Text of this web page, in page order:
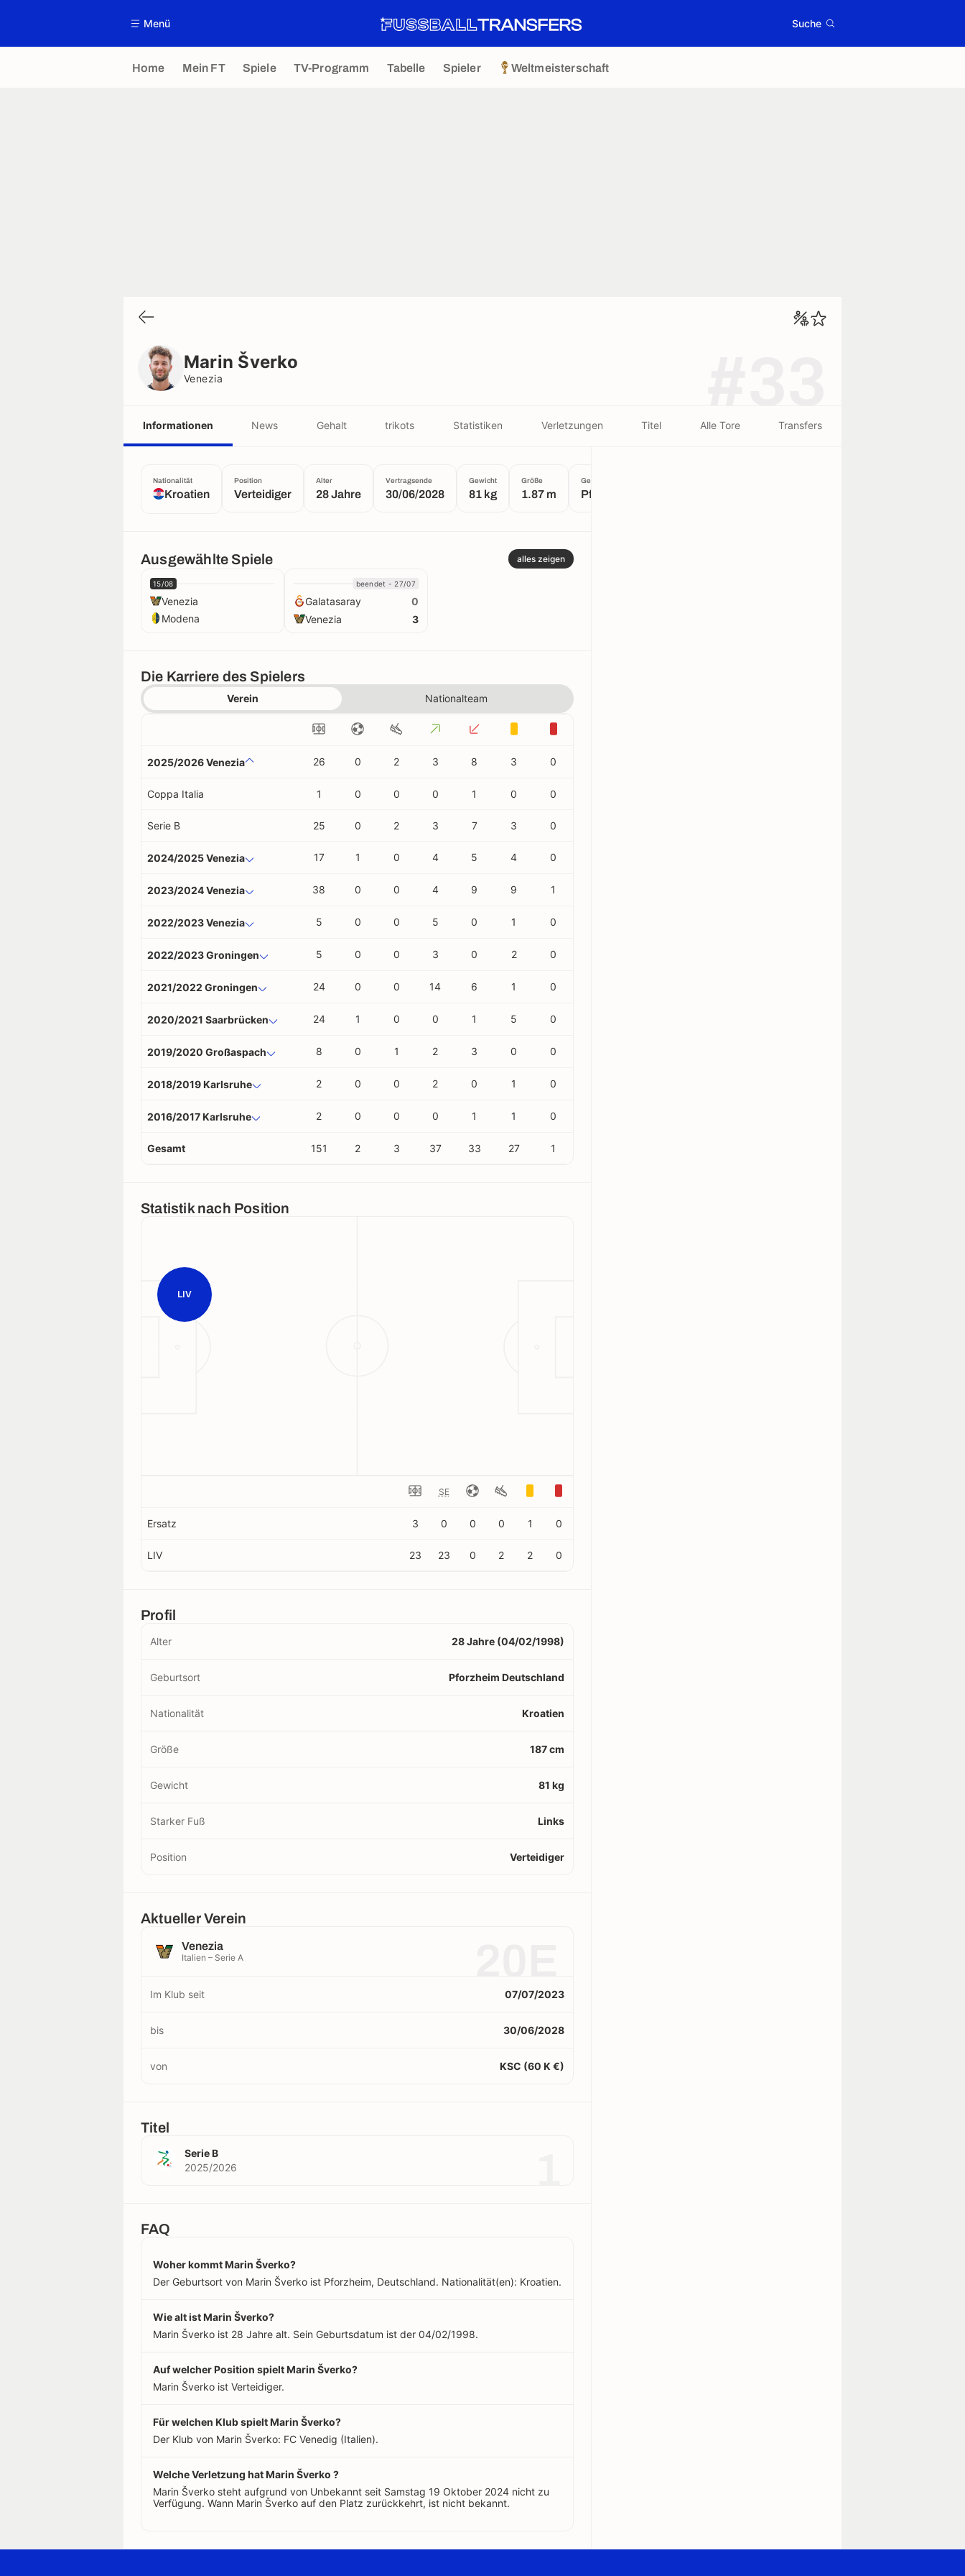
Menü Suche
Home Mein FT Spiele TV-Programm Tabelle Spieler Weltmeisterschaft
Marin Šverko
Venezia
Informationen News Gehalt trikots Statistiken Verletzungen Titel Alle Tore Transfers
Nationalität
Kroatien
Position
Verteidiger
Alter
28 Jahre
Vertragsende
30/06/2028
Gewicht
81 kg
Größe
1.87 m
Geburtsort
Pforzheim
Ausgewählte Spiele alles zeigen
15/08
Venezia
Modena
beendet - 27/07
Galatasaray
0
Venezia
3
Die Karriere des Spielers
Verein Nationalteam
2025/2026 Venezia 26 0 2 3 8 3 0
Coppa Italia 1 0 0 0 1 0 0
Serie B 25 0 2 3 7 3 0
2024/2025 Venezia 17 1 0 4 5 4 0
2023/2024 Venezia 38 0 0 4 9 9 1
2022/2023 Venezia 5 0 0 5 0 1 0
2022/2023 Groningen 5 0 0 3 0 2 0
2021/2022 Groningen 24 0 0 14 6 1 0
2020/2021 Saarbrücken 24 1 0 0 1 5 0
2019/2020 Großaspach 8 0 1 2 3 0 0
2018/2019 Karlsruhe 2 0 0 2 0 1 0
2016/2017 Karlsruhe 2 0 0 0 1 1 0
Gesamt 151 2 3 37 33 27 1
Statistik nach Position
LIV
SE
Ersatz 3 0 0 0 1 0
LIV 23 23 0 2 2 0
Profil
Alter 28 Jahre (04/02/1998)
Geburtsort Pforzheim Deutschland
Nationalität Kroatien
Größe 187 cm
Gewicht 81 kg
Starker Fuß Links
Position Verteidiger
Aktueller Verein
Venezia
Italien – Serie A
Im Klub seit 07/07/2023
bis 30/06/2028
von KSC (60 K €)
Titel
Serie B
2025/2026
FAQ
Woher kommt Marin Šverko?
Der Geburtsort von Marin Šverko ist Pforzheim, Deutschland. Nationalität(en): Kroatien.
Wie alt ist Marin Šverko?
Marin Šverko ist 28 Jahre alt. Sein Geburtsdatum ist der 04/02/1998.
Auf welcher Position spielt Marin Šverko?
Marin Šverko ist Verteidiger.
Für welchen Klub spielt Marin Šverko?
Der Klub von Marin Šverko: FC Venedig (Italien).
Welche Verletzung hat Marin Šverko ?
Marin Šverko steht aufgrund von Unbekannt seit Samstag 19 Oktober 2024 nicht zu
Verfügung. Wann Marin Šverko auf den Platz zurückkehrt, ist nicht bekannt.